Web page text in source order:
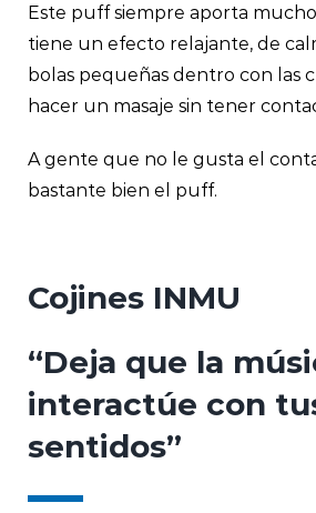
Este puff siempre aporta
tiene un efecto relajante, de
bolas pequeñas dentro con las
hacer un masaje sin tener
A gente que no le gusta el
bastante bien el puff.
Cojines INMU
“Deja que la
interactúe con
sentidos”